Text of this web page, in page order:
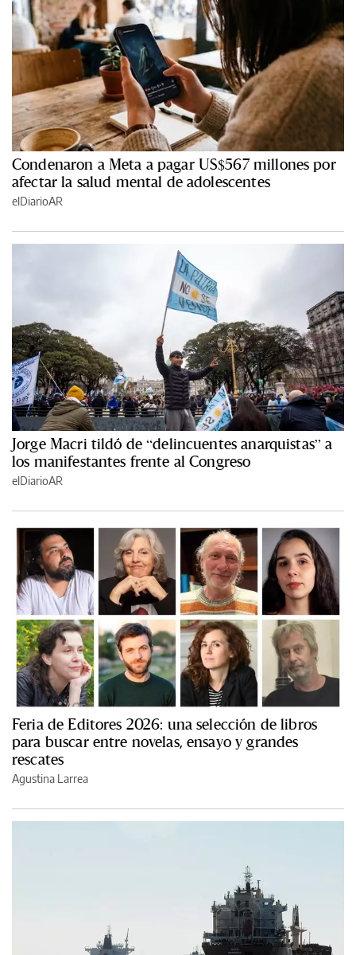
Condenaron a Meta a pagar US$567 millones por
afectar la salud mental de adolescentes
elDiarioAR
Jorge Macri tildó de “delincuentes anarquistas” a
los manifestantes frente al Congreso
elDiarioAR
Feria de Editores 2026: una selección de libros
para buscar entre novelas, ensayo y grandes
rescates
Agustina Larrea